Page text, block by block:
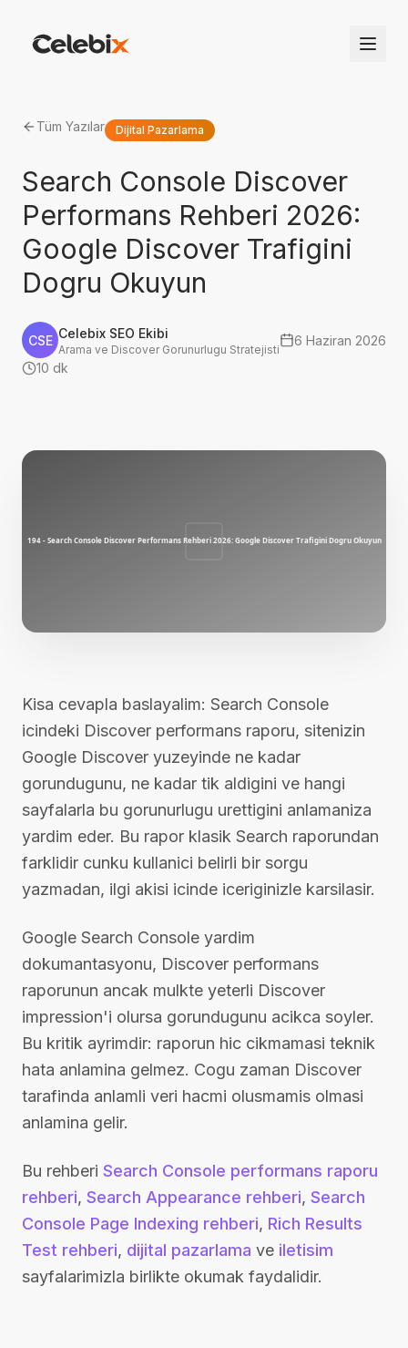
Tüm Yazılar Dijital Pazarlama
Search Console Discover
Performans Rehberi 2026:
Google Discover Trafigini
Dogru Okuyun
CSE Celebix SEO Ekibi
Arama ve Discover Gorunurlugu Stratejisti
6 Haziran 2026
10 dk
Kisa cevapla baslayalim: Search Console
icindeki Discover performans raporu, sitenizin
Google Discover yuzeyinde ne kadar
gorundugunu, ne kadar tik aldigini ve hangi
sayfalarla bu gorunurlugu urettigini anlamaniza
yardim eder. Bu rapor klasik Search raporundan
farklidir cunku kullanici belirli bir sorgu
yazmadan, ilgi akisi icinde iceriginizle karsilasir.
Google Search Console yardim
dokumantasyonu, Discover performans
raporunun ancak mulkte yeterli Discover
impression'i olursa gorundugunu acikca soyler.
Bu kritik ayrimdir: raporun hic cikmamasi teknik
hata anlamina gelmez. Cogu zaman Discover
tarafinda anlamli veri hacmi olusmamis olmasi
anlamina gelir.
Bu rehberi Search Console performans raporu
rehberi, Search Appearance rehberi, Search
Console Page Indexing rehberi, Rich Results
Test rehberi, dijital pazarlama ve iletisim
sayfalarimizla birlikte okumak faydalidir.